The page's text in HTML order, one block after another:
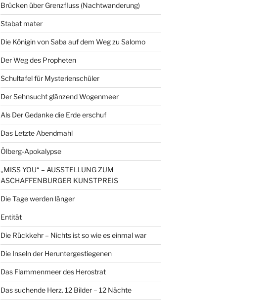
Brücken über Grenzfluss (Nachtwanderung)
Stabat mater
Die Königin von Saba auf dem Weg zu Salomo
Der Weg des Propheten
Schultafel für Mysterienschüler
Der Sehnsucht glänzend Wogenmeer
Als Der Gedanke die Erde erschuf
Das Letzte Abendmahl
Ölberg-Apokalypse
„MISS YOU“ – AUSSTELLUNG ZUM
ASCHAFFENBURGER KUNSTPREIS
Die Tage werden länger
Entität
Die Rückkehr – Nichts ist so wie es einmal war
Die Inseln der Heruntergestiegenen
Das Flammenmeer des Herostrat
Das suchende Herz. 12 Bilder – 12 Nächte